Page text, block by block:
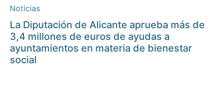
Noticias
La Diputación de Alicante aprueba más de
3,4 millones de euros de ayudas a
ayuntamientos en materia de bienestar
social